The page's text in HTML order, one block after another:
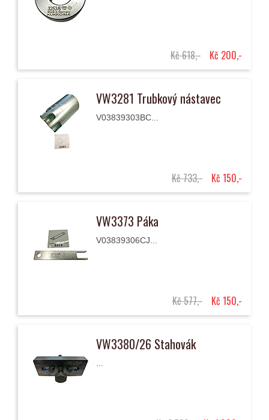
Kč 618,- Kč 200,-
VW3281 Trubkový nástavec
V03839303BC...
Kč 733,- Kč 150,-
VW3373 Páka
V03839306CJ...
Kč 577,- Kč 150,-
VW3380/26 Stahovák